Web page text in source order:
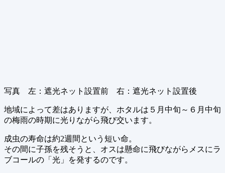
写真 左：遮光ネット設置前 右：遮光ネット設置後
地域によって差はありますが、ホタルは５月中旬～６月中旬
の梅雨の時期に光りながら飛び交います。
成虫の寿命は約2週間という短い命。
その間に子孫を残そうと、オスは懸命に飛びながらメスにラ
ブコールの「光」を発するのです。